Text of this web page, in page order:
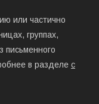
или частично
группах,
письменного
в разделе с